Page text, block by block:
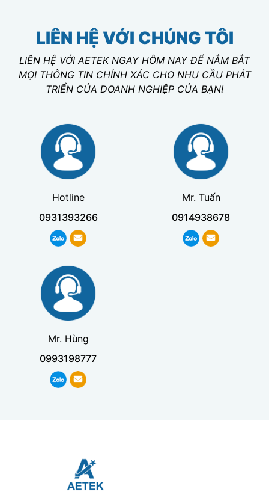
LIÊN HỆ VỚI CHÚNG TÔI
LIÊN HỆ VỚI AETEK NGAY HÔM NAY ĐỂ NẮM BẮT
MỌI THÔNG TIN CHÍNH XÁC CHO NHU CẦU PHÁT
TRIỂN CỦA DOANH NGHIỆP CỦA BẠN!
Hotline
0931393266
Mr. Tuấn
0914938678
Mr. Hùng
0993198777